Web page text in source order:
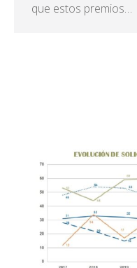
que estos premios…